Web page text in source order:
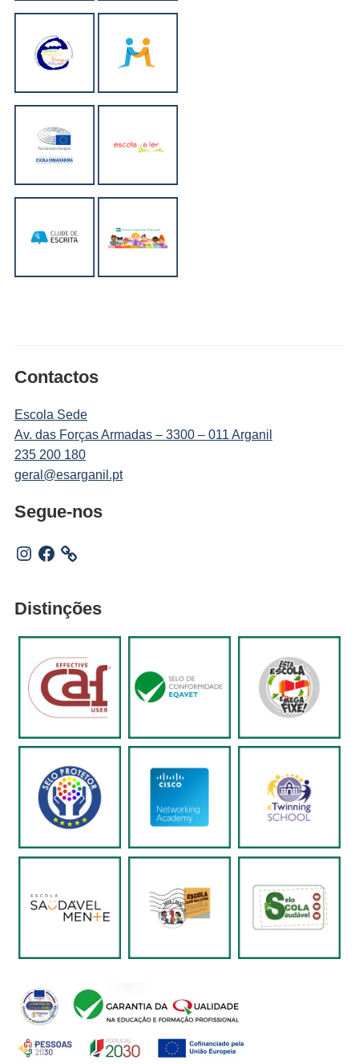
Contactos
Escola Sede
Av. das Forças Armadas – 3300 – 011 Arganil
235 200 180
geral@esarganil.pt
Segue-nos
Instagram
Facebook
Distinções